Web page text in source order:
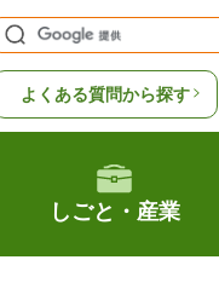
よくある質問から探す
しごと・産業